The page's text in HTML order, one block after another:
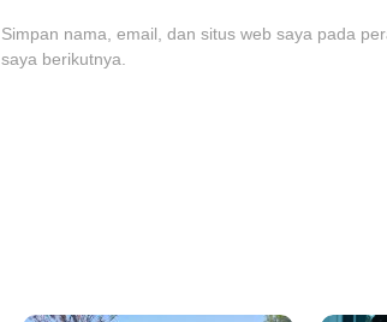
Simpan nama, email, dan situs web saya pada
saya berikutnya.